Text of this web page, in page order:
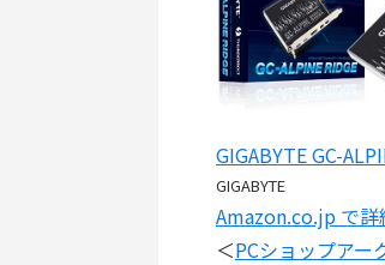
GIGABYTE GC-
GIGABYTE
Amazon.co.jp で詳
＜PCショップアー